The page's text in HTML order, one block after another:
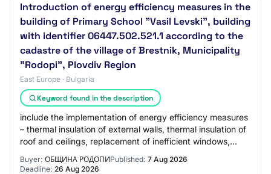
Introduction of energy efficiency measures in the
building of Primary School "Vasil Levski", building
with identifier 06447.502.521.1 according to the
cadastre of the village of Brestnik, Municipality
"Rodopi", Plovdiv Region
East Europe · Bulgaria
Keyword found in the description
include the implementation of energy efficiency measures
– thermal insulation of external walls, thermal insulation of
roof and ceilings, replacement of inefficient windows,
Buyer: ОБЩИНА РОДОПИPublished: 7 Aug 2026
Deadline: 26 Aug 2026